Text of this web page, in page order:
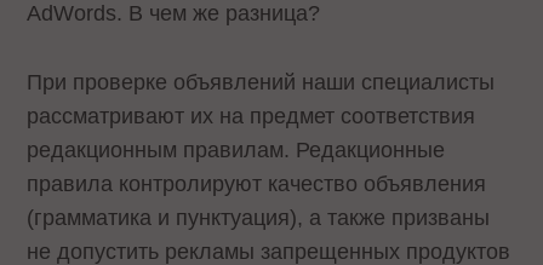
AdWords. В чем же разница?
При проверке объявлений наши специалисты
рассматривают их на предмет соответствия
редакционным правилам. Редакционные
правила контролируют качество объявления
(грамматика и пунктуация), а также призваны
не допустить рекламы запрещенных продуктов